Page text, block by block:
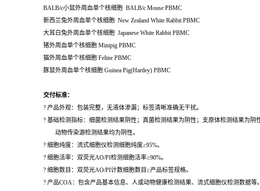
BALB/c小鼠外周血单个核细胞 BALB/c Mouse PBMC
新西兰兔外周血单个核细胞 New Zealand White Rabbit PBMC
大耳白兔外周血单个核细胞 Japanese White Rabbit PBMC
猪外周血单个核细胞 Minipig PBMC
猫外周血单个核细胞 Feline PBMC
豚鼠外周血单个核细胞 Guinea Pig(Hartley) PBMC
交付标准：
? 产品外观：包装完整，无液体渗漏；标签清晰准确无干扰。
? 基础检测指标：细菌检测结果阴性；真菌检测结果为阴性；支原体检测结果为阴
动物传染源检测结果均为阴性。
? 细胞纯度：流式细胞仪检测细胞纯度≥95%。
? 细胞活率：双荧光AO/PI检测细胞活率≥90%。
? 细胞数目：双荧光AO/PI计数细胞数目≥产品标签规格。
? 产品COA：包含产品基本信息、人或动物健康检测结果、流式细胞仪检测数据等。